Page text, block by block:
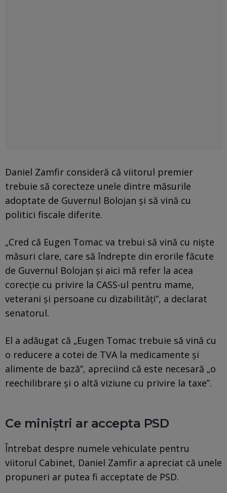
Daniel Zamfir consideră că viitorul premier
trebuie să corecteze unele dintre măsurile
adoptate de Guvernul Bolojan și să vină cu
politici fiscale diferite.
„Cred că Eugen Tomac va trebui să vină cu niște
măsuri clare, care să îndrepte din erorile făcute
de Guvernul Bolojan și aici mă refer la acea
corecție cu privire la CASS-ul pentru mame,
veterani și persoane cu dizabilități”, a declarat
senatorul.
El a adăugat că „Eugen Tomac trebuie să vină cu
o reducere a cotei de TVA la medicamente și
alimente de bază”, apreciind că este necesară „o
reechilibrare și o altă viziune cu privire la taxe”.
Ce miniștri ar accepta PSD
Întrebat despre numele vehiculate pentru
viitorul Cabinet, Daniel Zamfir a apreciat că unele
propuneri ar putea fi acceptate de PSD.